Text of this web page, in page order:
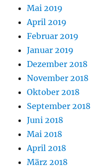
Mai 2019
April 2019
Februar 2019
Januar 2019
Dezember 2018
November 2018
Oktober 2018
September 2018
Juni 2018
Mai 2018
April 2018
März 2018